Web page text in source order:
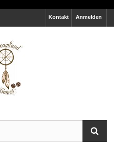
Anmelden
Kontakt